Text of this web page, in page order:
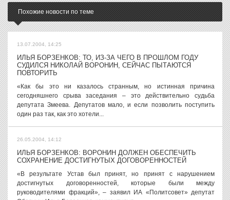
Похожие новости по теме
13.07.2004, 14:25
ИЛЬЯ БОРЗЕНКОВ: ТО, ИЗ-ЗА ЧЕГО В ПРОШЛОМ ГОДУ
СУДИЛСЯ НИКОЛАЙ ВОРОНИН, СЕЙЧАС ПЫТАЮТСЯ
ПОВТОРИТЬ
«Как бы это ни казалось странным, но истинная причина
сегодняшнего срыва заседания – это действительно судьба
депутата Змеева. Депутатов мало, и если позволить поступить
один раз так, как это хотели...
26.05.2004, 14:12
ИЛЬЯ БОРЗЕНКОВ: ВОРОНИН ДОЛЖЕН ОБЕСПЕЧИТЬ
СОХРАНЕНИЕ ДОСТИГНУТЫХ ДОГОВОРЕННОСТЕЙ
«В результате Устав был принят, но принят с нарушением
достигнутых договоренностей, которые были между
руководителями фракций», – заявил ИА «Политсовет» депутат